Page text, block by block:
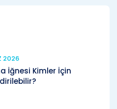
2026
İğnesi Kimler İçin